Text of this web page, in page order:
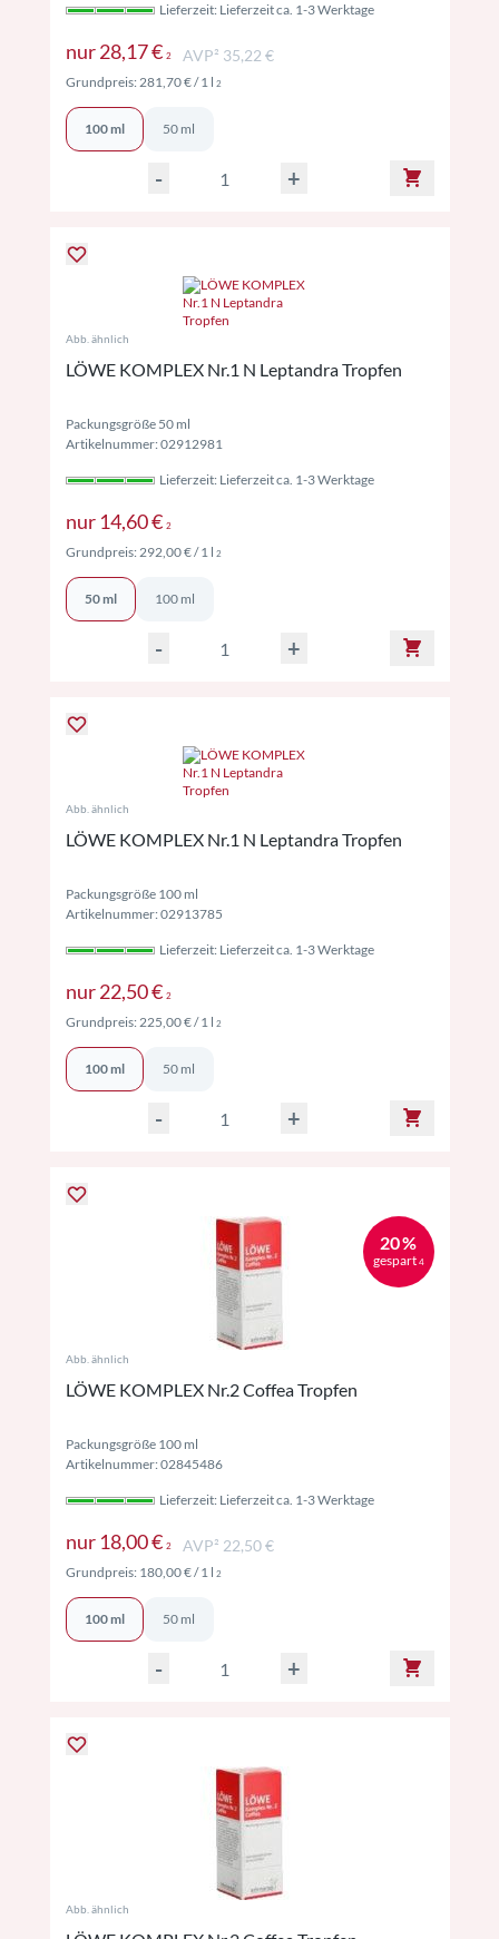
Lieferzeit: Lieferzeit ca. 1-3 Werktage
nur28,17 € 2Preise inkl. MwSt. ggf. zzgl. Versand
AVP² 35,22 €
Grundpreis:281,70 €/ 1 l 2Preise inkl. MwSt. ggf. zzgl. Versand
100 ml 50 ml
- +
Abb. ähnlich
LÖWE KOMPLEX Nr.1 N Leptandra Tropfen
Packungsgröße 50 ml
Artikelnummer: 02912981
Lieferzeit: Lieferzeit ca. 1-3 Werktage
nur 14,60 € 2Preise inkl. MwSt. ggf. zzgl. Versand
Grundpreis:292,00 €/ 1 l 2Preise inkl. MwSt. ggf. zzgl. Versand
50 ml 100 ml
- +
Abb. ähnlich
LÖWE KOMPLEX Nr.1 N Leptandra Tropfen
Packungsgröße 100 ml
Artikelnummer: 02913785
Lieferzeit: Lieferzeit ca. 1-3 Werktage
nur22,50 € 2Preise inkl. MwSt. ggf. zzgl. Versand
Grundpreis:225,00 €/ 1 l 2Preise inkl. MwSt. ggf. zzgl. Versand
100 ml 50 ml
- +
20 %
gespart 4
Abb. ähnlich
LÖWE KOMPLEX Nr.2 Coffea Tropfen
Packungsgröße 100 ml
Artikelnummer: 02845486
Lieferzeit: Lieferzeit ca. 1-3 Werktage
nur 18,00 € 2Preise inkl. MwSt. ggf. zzgl. Versand
AVP² 22,50 €
Grundpreis: 180,00 €/ 1 l 2Preise inkl. MwSt. ggf. zzgl. Versand
100 ml 50 ml
- +
Abb. ähnlich